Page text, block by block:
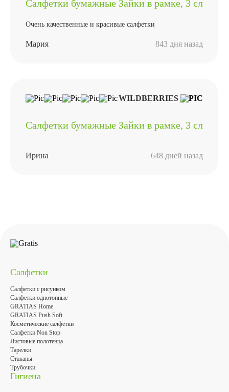
Салфетки бумажные Зайки в рамке, 3 сл
Очень качественные и красивые салфетки
Мария 843 дня назад
WILDBERRIES
Салфетки бумажные Зайки в рамке, 3 сл
Ирина 648 дней назад
Салфетки
Салфетки с рисунком
Салфетки однотонные
GRATIAS Home
GRATIAS Push Soft
Косметические салфетки
Салфетки Non Stop
Листовые полотенца
Тарелки
Стаканы
Трубочки
Гигиена